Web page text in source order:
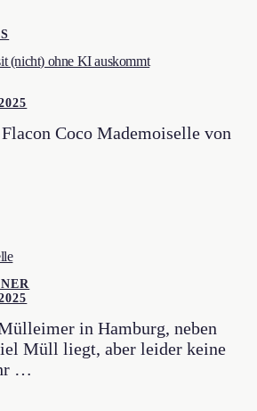
(nicht) ohne KI auskommt